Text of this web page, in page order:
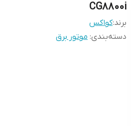
CG8800i
برند:کواکس
دسته‌بندی: موتور برق